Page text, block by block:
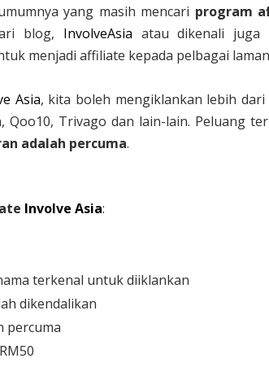
yang masih mencari program
blog, InvolveAsia atau dikenali juga
menjadi affiliate kepada pelbagai
Asia, kita boleh mengiklankan lebih
Qoo10, Trivago dan lain-lain. Peluang
adalah percuma.
Involve Asia:
terkenal untuk diiklankan
dikendalikan
percuma